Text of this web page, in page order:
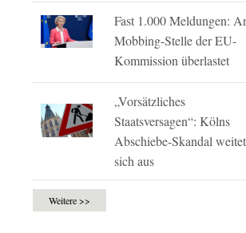
Fast 1.000 Meldungen:
Mobbing-Stelle der EU-
Kommission überlastet
„Vorsätzliches
Staatsversagen“: Kölns
Abschiebe-Skandal weitet
sich aus
Weitere >>